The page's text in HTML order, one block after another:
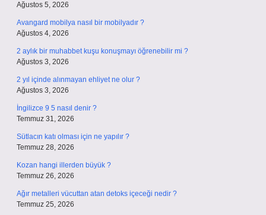
Ağustos 5, 2026
Avangard mobilya nasıl bir mobilyadır ?
Ağustos 4, 2026
2 aylık bir muhabbet kuşu konuşmayı öğrenebilir mi ?
Ağustos 3, 2026
2 yıl içinde alınmayan ehliyet ne olur ?
Ağustos 3, 2026
İngilizce 9 5 nasıl denir ?
Temmuz 31, 2026
Sütlacın katı olması için ne yapılır ?
Temmuz 28, 2026
Kozan hangi illerden büyük ?
Temmuz 26, 2026
Ağır metalleri vücuttan atan detoks içeceği nedir ?
Temmuz 25, 2026